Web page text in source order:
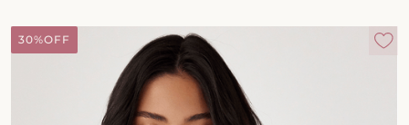
30%OFF